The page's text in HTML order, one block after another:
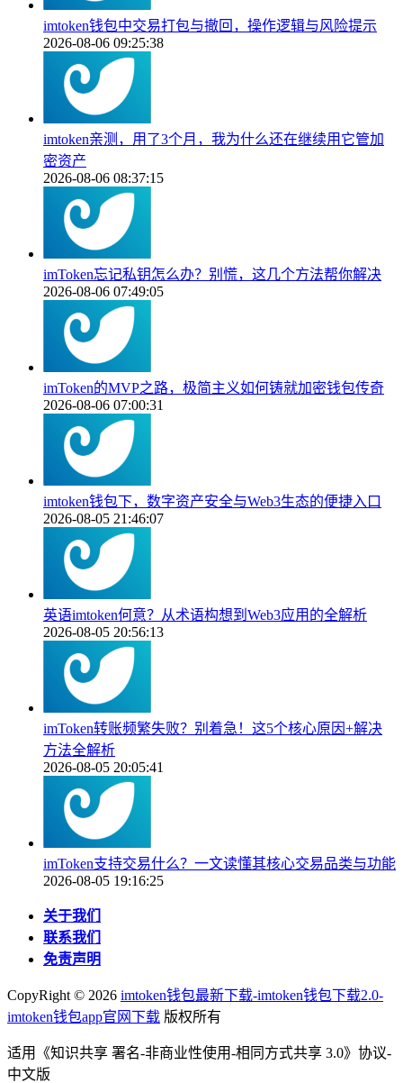
imtoken钱包中交易打包与撤回，操作逻辑与风险提示
2026-08-06 09:25:38
imtoken亲测，用了3个月，我为什么还在继续用它管加
密资产
2026-08-06 08:37:15
imToken忘记私钥怎么办？别慌，这几个方法帮你解决
2026-08-06 07:49:05
imToken的MVP之路，极简主义如何铸就加密钱包传奇
2026-08-06 07:00:31
imtoken钱包下，数字资产安全与Web3生态的便捷入口
2026-08-05 21:46:07
英语imtoken何意？从术语构想到Web3应用的全解析
2026-08-05 20:56:13
imToken转账频繁失败？别着急！这5个核心原因+解决
方法全解析
2026-08-05 20:05:41
imToken支持交易什么？一文读懂其核心交易品类与功能
2026-08-05 19:16:25
关于我们
联系我们
免责声明
CopyRight © 2026 imtoken钱包最新下载-imtoken钱包下载2.0-
imtoken钱包app官网下载 版权所有
适用《知识共享 署名-非商业性使用-相同方式共享 3.0》协议-
中文版